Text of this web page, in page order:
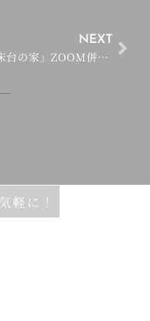
NEXT
「高床台の家」ZOOM併用 OPEN HOUSE開催決定！
軽に！